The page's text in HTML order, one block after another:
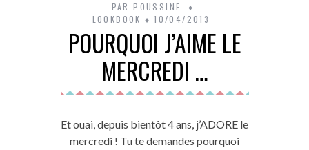
PAR POUSSINE
LOOKBOOK
10/04/2013
POURQUOI J’AIME LE
MERCREDI …
Et ouai, depuis bientôt 4 ans, j’ADORE le
mercredi ! Tu te demandes pourquoi